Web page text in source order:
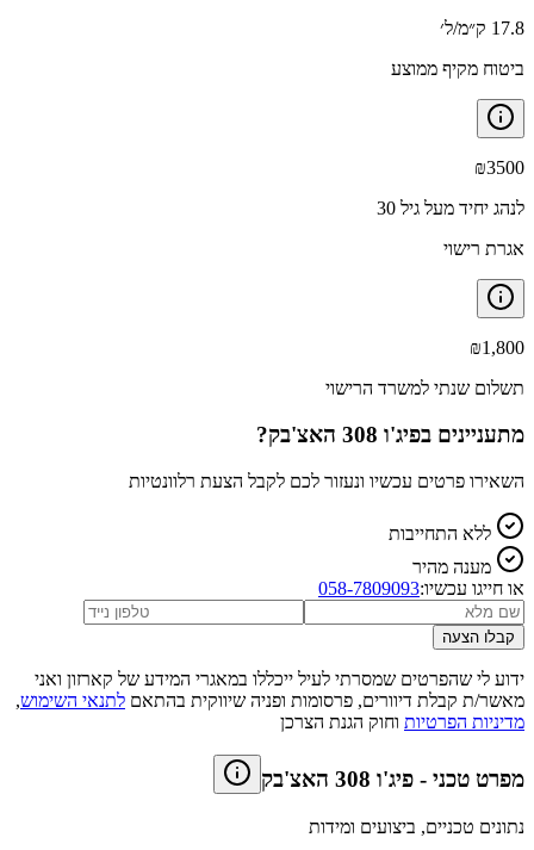
17.8 ק״מ/ל׳
ביטוח מקיף ממוצע
₪3500
לנהג יחיד מעל גיל 30
אגרת רישוי
₪1,800
תשלום שנתי למשרד הרישוי
מתעניינים בפיג'ו 308 האצ'בק ?
השאירו פרטים עכשיו ונעזור לכם לקבל הצעת רלוונטיות
ללא התחייבות
מענה מהיר
או חייגו עכשיו:058-7809093
קבלו הצעה
ידוע לי שהפרטים שמסרתי לעיל ייכללו במאגרי המידע של קארזון ואני
מאשר/ת קבלת דיוורים, פרסומות ופניה שיווקית בהתאם לתנאי השימוש,
מדיניות הפרטיות וחוק הגנת הצרכן
מפרט טכני - פיג'ו 308 האצ'בק
נתונים טכניים, ביצועים ומידות